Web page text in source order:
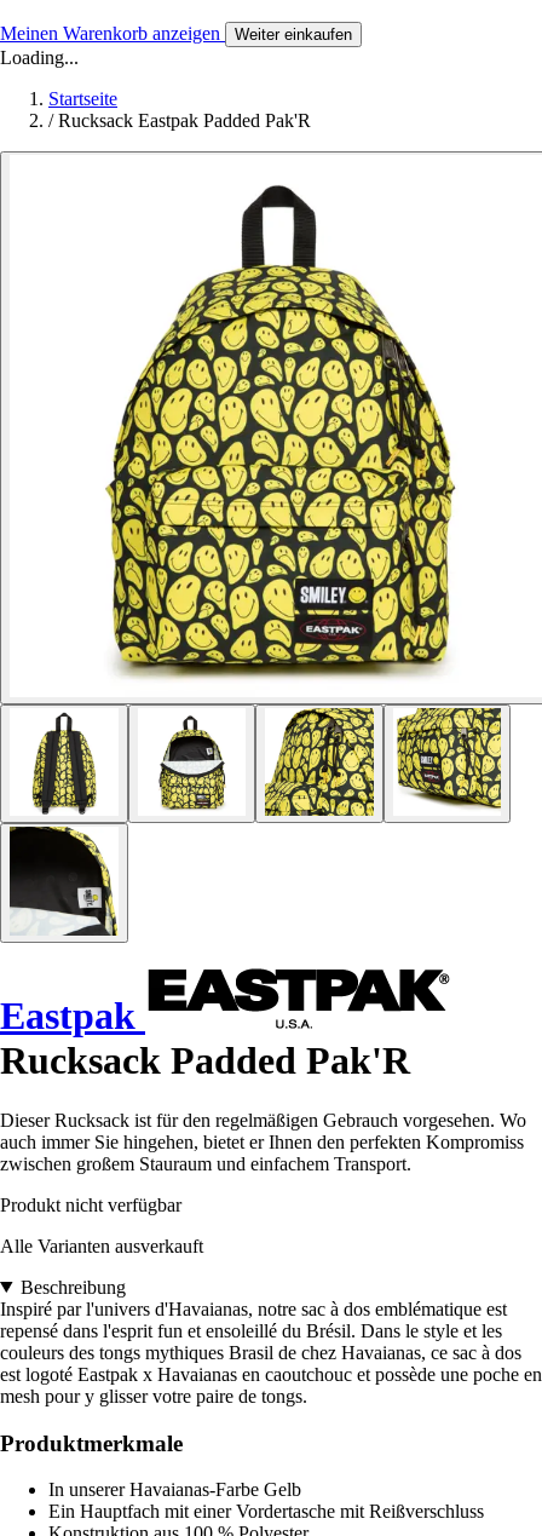
Meinen Warenkorb anzeigen Weiter einkaufen
Loading...
Startseite
/ Rucksack Eastpak Padded Pak'R
Eastpak
Rucksack Padded Pak'R
Dieser Rucksack ist für den regelmäßigen Gebrauch vorgesehen. Wo
auch immer Sie hingehen, bietet er Ihnen den perfekten Kompromiss
zwischen großem Stauraum und einfachem Transport.
Produkt nicht verfügbar
Alle Varianten ausverkauft
Beschreibung
Inspiré par l'univers d'Havaianas, notre sac à dos emblématique est
repensé dans l'esprit fun et ensoleillé du Brésil. Dans le style et les
couleurs des tongs mythiques Brasil de chez Havaianas, ce sac à dos
est logoté Eastpak x Havaianas en caoutchouc et possède une poche en
mesh pour y glisser votre paire de tongs.
Produktmerkmale
In unserer Havaianas-Farbe Gelb
Ein Hauptfach mit einer Vordertasche mit Reißverschluss